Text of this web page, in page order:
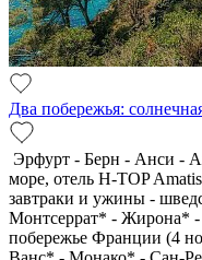
Два побережья:
Эрфурт - Берн - Анси -
море, отель H-TOP
завтраки и ужины -
Монтсеррат* - Жирона* -
побережье Франции (4